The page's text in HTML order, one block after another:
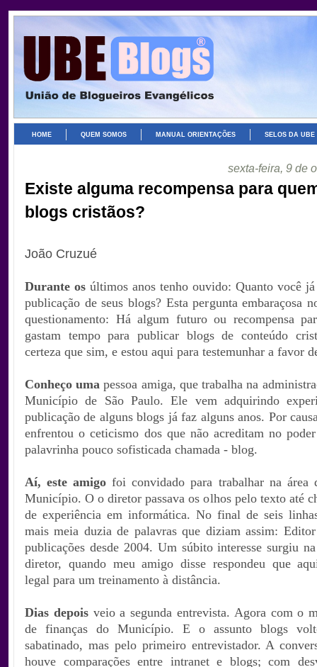
HOME QUEM SOMOS MANUAL ORIENTAÇÕES SELOS DA UBE
sexta-feira, 9 de
Existe alguma recompensa para
blogs cristãos?
João Cruzué
Durante os últimos anos tenho ouvido: Quanto você
publicação de seus blogs? Esta pergunta embaraçosa
questionamento: Há algum futuro ou recompensa
gastam tempo para publicar blogs de conteúdo
certeza que sim, e estou aqui para testemunhar a favor
Conheço uma pessoa amiga, que trabalha na
Município de São Paulo. Ele vem adquirindo
publicação de alguns blogs já faz alguns anos. Por
enfrentou o ceticismo dos que não acreditam no
palavrinha pouco sofisticada chamada - blog.
Aí, este amigo foi convidado para trabalhar na área
Município. O o diretor passava os olhos pelo texto até
de experiência em informática. No final de seis
mais meia duzia de palavras que diziam assim:
publicações desde 2004. Um súbito interesse surgiu
diretor, quando meu amigo disse respondeu que
legal para um treinamento à distância.
Dias depoisveio a segunda entrevista. Agora com o
de finanças do Município. E o assunto blogs
sabatinado, mas pelo primeiro entrevistador. A
houve comparações entre intranet e blogs; com